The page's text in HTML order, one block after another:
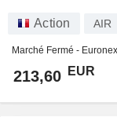
Action AIR
Marché Fermé -
213,60 EUR